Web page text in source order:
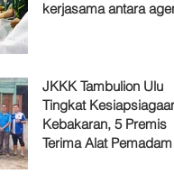
kerjasama antara
JKKK Tambulion Ulu
Tingkat
Kebakaran, 5 Premis
Terima Alat